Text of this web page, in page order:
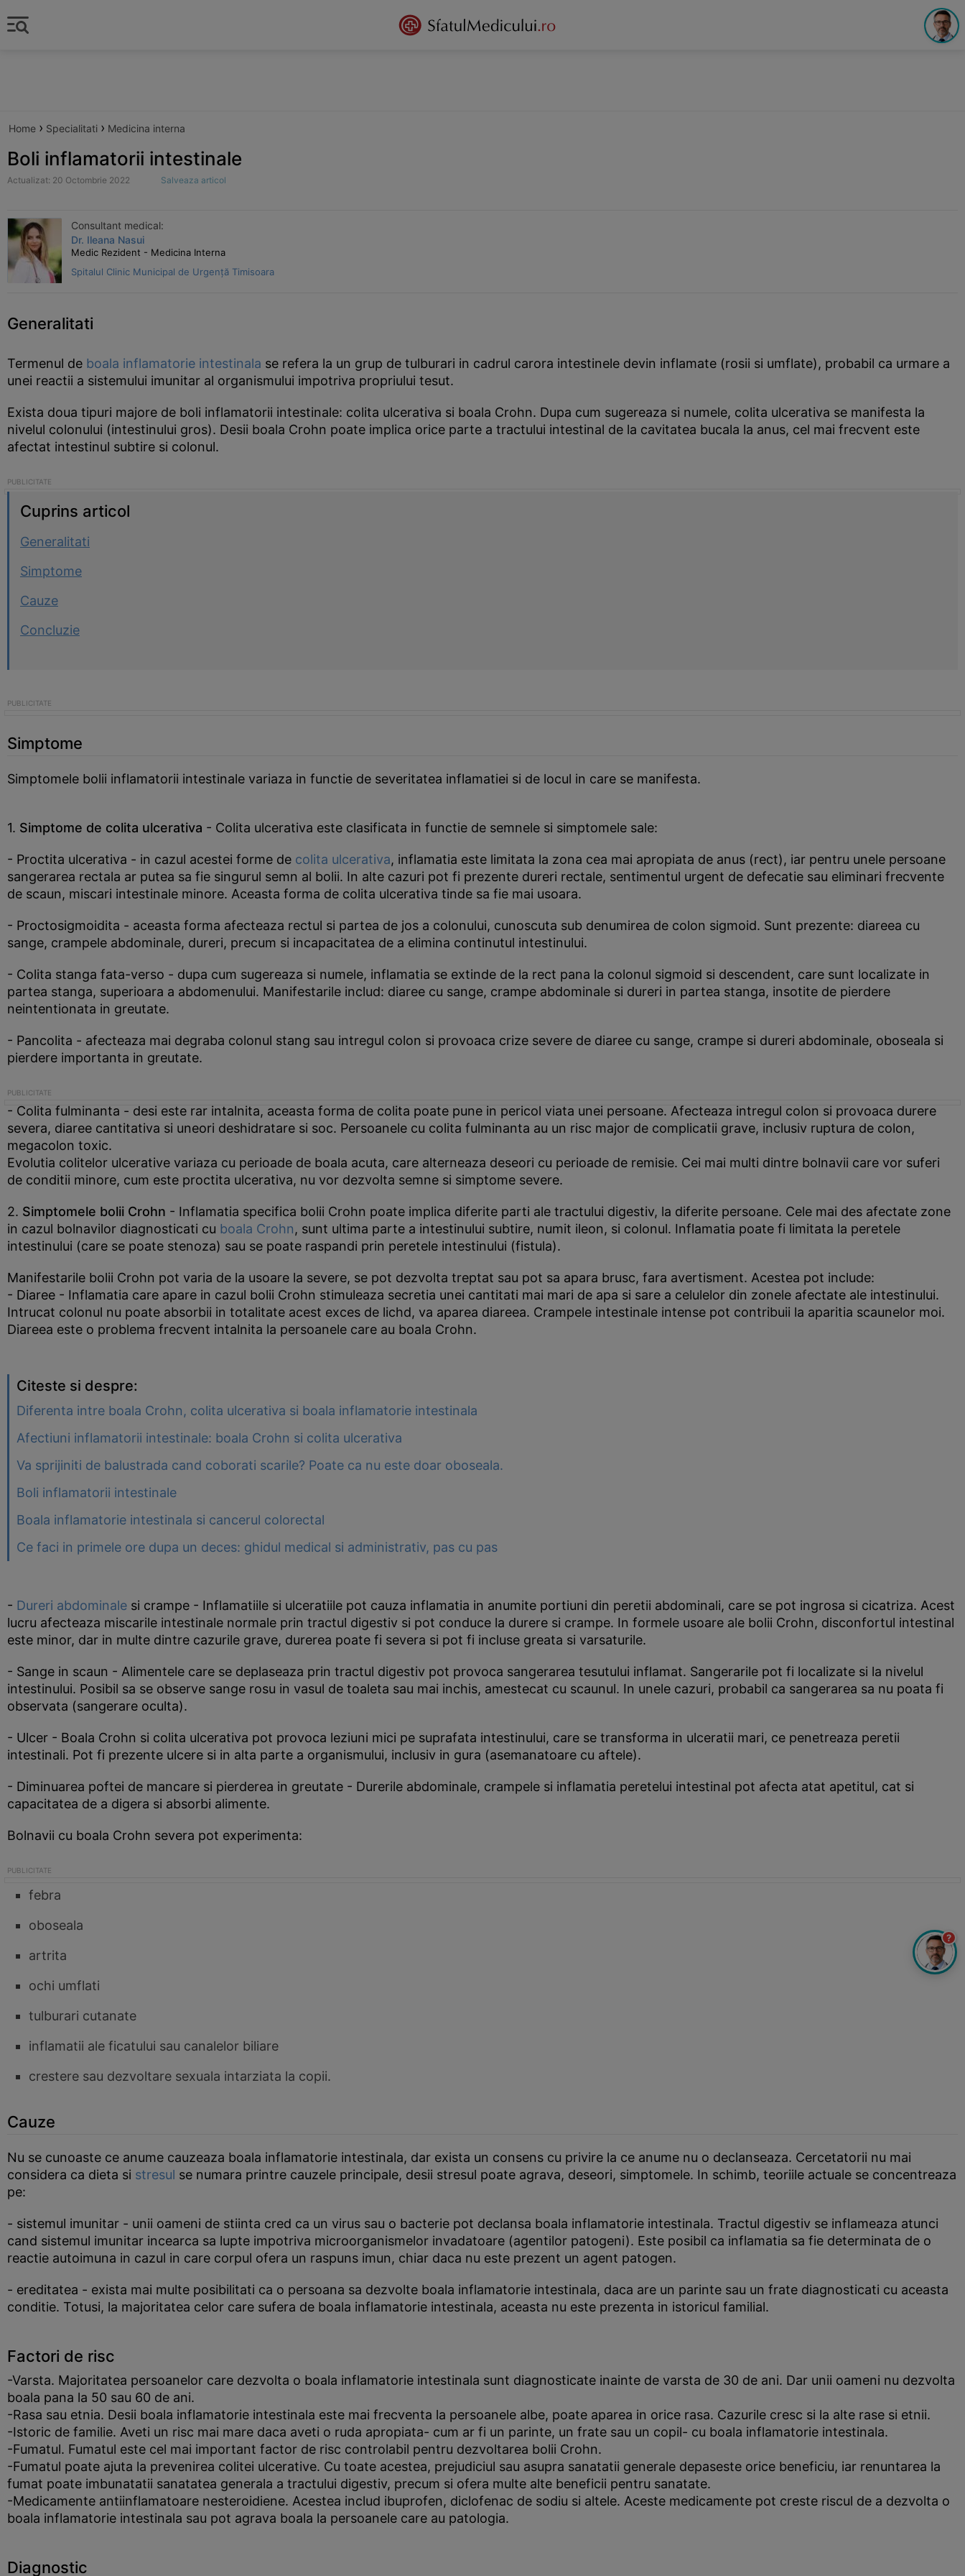
Home › Specialitati › Medicina interna
Boli inflamatorii intestinale
Actualizat: 20 Octombrie 2022 Salveaza articol
Consultant medical:
Dr. Ileana Nasui
Medic Rezident - Medicina Interna
Spitalul Clinic Municipal de Urgență Timisoara
Generalitati
Termenul de boala inflamatorie intestinala se refera la un grup de tulburari in cadrul carora intestinele devin inflamate (rosii si umflate), probabil ca urmare a
unei reactii a sistemului imunitar al organismului impotriva propriului tesut.
Exista doua tipuri majore de boli inflamatorii intestinale: colita ulcerativa si boala Crohn. Dupa cum sugereaza si numele, colita ulcerativa se manifesta la
nivelul colonului (intestinului gros). Desii boala Crohn poate implica orice parte a tractului intestinal de la cavitatea bucala la anus, cel mai frecvent este
afectat intestinul subtire si colonul.
Cuprins articol
Generalitati
Simptome
Cauze
Concluzie
Simptome
Simptomele bolii inflamatorii intestinale variaza in functie de severitatea inflamatiei si de locul in care se manifesta.
1. Simptome de colita ulcerativa - Colita ulcerativa este clasificata in functie de semnele si simptomele sale:
- Proctita ulcerativa - in cazul acestei forme de colita ulcerativa, inflamatia este limitata la zona cea mai apropiata de anus (rect), iar pentru unele persoane
sangerarea rectala ar putea sa fie singurul semn al bolii. In alte cazuri pot fi prezente dureri rectale, sentimentul urgent de defecatie sau eliminari frecvente
de scaun, miscari intestinale minore. Aceasta forma de colita ulcerativa tinde sa fie mai usoara.
- Proctosigmoidita - aceasta forma afecteaza rectul si partea de jos a colonului, cunoscuta sub denumirea de colon sigmoid. Sunt prezente: diareea cu
sange, crampele abdominale, dureri, precum si incapacitatea de a elimina continutul intestinului.
- Colita stanga fata-verso - dupa cum sugereaza si numele, inflamatia se extinde de la rect pana la colonul sigmoid si descendent, care sunt localizate in
partea stanga, superioara a abdomenului. Manifestarile includ: diaree cu sange, crampe abdominale si dureri in partea stanga, insotite de pierdere
neintentionata in greutate.
- Pancolita - afecteaza mai degraba colonul stang sau intregul colon si provoaca crize severe de diaree cu sange, crampe si dureri abdominale, oboseala si
pierdere importanta in greutate.
- Colita fulminanta - desi este rar intalnita, aceasta forma de colita poate pune in pericol viata unei persoane. Afecteaza intregul colon si provoaca durere
severa, diaree cantitativa si uneori deshidratare si soc. Persoanele cu colita fulminanta au un risc major de complicatii grave, inclusiv ruptura de colon,
megacolon toxic.
Evolutia colitelor ulcerative variaza cu perioade de boala acuta, care alterneaza deseori cu perioade de remisie. Cei mai multi dintre bolnavii care vor suferi
de conditii minore, cum este proctita ulcerativa, nu vor dezvolta semne si simptome severe.
2. Simptomele bolii Crohn - Inflamatia specifica bolii Crohn poate implica diferite parti ale tractului digestiv, la diferite persoane. Cele mai des afectate zone
in cazul bolnavilor diagnosticati cu boala Crohn, sunt ultima parte a intestinului subtire, numit ileon, si colonul. Inflamatia poate fi limitata la peretele
intestinului (care se poate stenoza) sau se poate raspandi prin peretele intestinului (fistula).
Manifestarile bolii Crohn pot varia de la usoare la severe, se pot dezvolta treptat sau pot sa apara brusc, fara avertisment. Acestea pot include:
- Diaree - Inflamatia care apare in cazul bolii Crohn stimuleaza secretia unei cantitati mai mari de apa si sare a celulelor din zonele afectate ale intestinului.
Intrucat colonul nu poate absorbii in totalitate acest exces de lichd, va aparea diareea. Crampele intestinale intense pot contribuii la aparitia scaunelor moi.
Diareea este o problema frecvent intalnita la persoanele care au boala Crohn.
Citeste si despre:
Diferenta intre boala Crohn, colita ulcerativa si boala inflamatorie intestinala
Afectiuni inflamatorii intestinale: boala Crohn si colita ulcerativa
Va sprijiniti de balustrada cand coborati scarile? Poate ca nu este doar oboseala.
Boli inflamatorii intestinale
Boala inflamatorie intestinala si cancerul colorectal
Ce faci in primele ore dupa un deces: ghidul medical si administrativ, pas cu pas
- Dureri abdominale si crampe - Inflamatiile si ulceratiile pot cauza inflamatia in anumite portiuni din peretii abdominali, care se pot ingrosa si cicatriza. Acest
lucru afecteaza miscarile intestinale normale prin tractul digestiv si pot conduce la durere si crampe. In formele usoare ale bolii Crohn, disconfortul intestinal
este minor, dar in multe dintre cazurile grave, durerea poate fi severa si pot fi incluse greata si varsaturile.
- Sange in scaun - Alimentele care se deplaseaza prin tractul digestiv pot provoca sangerarea tesutului inflamat. Sangerarile pot fi localizate si la nivelul
intestinului. Posibil sa se observe sange rosu in vasul de toaleta sau mai inchis, amestecat cu scaunul. In unele cazuri, probabil ca sangerarea sa nu poata fi
observata (sangerare oculta).
- Ulcer - Boala Crohn si colita ulcerativa pot provoca leziuni mici pe suprafata intestinului, care se transforma in ulceratii mari, ce penetreaza peretii
intestinali. Pot fi prezente ulcere si in alta parte a organismului, inclusiv in gura (asemanatoare cu aftele).
- Diminuarea poftei de mancare si pierderea in greutate - Durerile abdominale, crampele si inflamatia peretelui intestinal pot afecta atat apetitul, cat si
capacitatea de a digera si absorbi alimente.
Bolnavii cu boala Crohn severa pot experimenta:
febra
oboseala
artrita
ochi umflati
tulburari cutanate
inflamatii ale ficatului sau canalelor biliare
crestere sau dezvoltare sexuala intarziata la copii.
Cauze
Nu se cunoaste ce anume cauzeaza boala inflamatorie intestinala, dar exista un consens cu privire la ce anume nu o declanseaza. Cercetatorii nu mai
considera ca dieta si stresul se numara printre cauzele principale, desii stresul poate agrava, deseori, simptomele. In schimb, teoriile actuale se concentreaza
pe:
- sistemul imunitar - unii oameni de stiinta cred ca un virus sau o bacterie pot declansa boala inflamatorie intestinala. Tractul digestiv se inflameaza atunci
cand sistemul imunitar incearca sa lupte impotriva microorganismelor invadatoare (agentilor patogeni). Este posibil ca inflamatia sa fie determinata de o
reactie autoimuna in cazul in care corpul ofera un raspuns imun, chiar daca nu este prezent un agent patogen.
- ereditatea - exista mai multe posibilitati ca o persoana sa dezvolte boala inflamatorie intestinala, daca are un parinte sau un frate diagnosticati cu aceasta
conditie. Totusi, la majoritatea celor care sufera de boala inflamatorie intestinala, aceasta nu este prezenta in istoricul familial.
Factori de risc
-Varsta. Majoritatea persoanelor care dezvolta o boala inflamatorie intestinala sunt diagnosticate inainte de varsta de 30 de ani. Dar unii oameni nu dezvolta
boala pana la 50 sau 60 de ani.
-Rasa sau etnia. Desii boala inflamatorie intestinala este mai frecventa la persoanele albe, poate aparea in orice rasa. Cazurile cresc si la alte rase si etnii.
-Istoric de familie. Aveti un risc mai mare daca aveti o ruda apropiata- cum ar fi un parinte, un frate sau un copil- cu boala inflamatorie intestinala.
-Fumatul. Fumatul este cel mai important factor de risc controlabil pentru dezvoltarea bolii Crohn.
-Fumatul poate ajuta la prevenirea colitei ulcerative. Cu toate acestea, prejudiciul sau asupra sanatatii generale depaseste orice beneficiu, iar renuntarea la
fumat poate imbunatatii sanatatea generala a tractului digestiv, precum si ofera multe alte beneficii pentru sanatate.
-Medicamente antiinflamatoare nesteroidiene. Acestea includ ibuprofen, diclofenac de sodiu si altele. Aceste medicamente pot creste riscul de a dezvolta o
boala inflamatorie intestinala sau pot agrava boala la persoanele care au patologia.
Diagnostic
?